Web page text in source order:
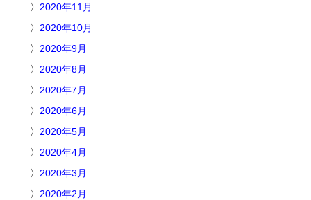
2020年11月
2020年10月
2020年9月
2020年8月
2020年7月
2020年6月
2020年5月
2020年4月
2020年3月
2020年2月